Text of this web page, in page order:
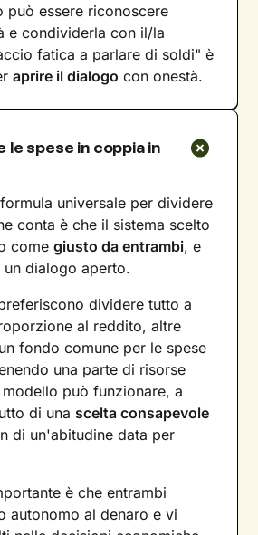
può essere riconoscere
e condividerla con il/la
fatica a parlare di soldi" è
aprire il dialogo con onestà.
le spese in coppia in
universale per dividere
conta è che il sistema scelto
comegiusto da entrambi, e
dialogo aperto.
dividere tutto a
al reddito, altre
fondo comune per le spese
una parte di risorse
può funzionare, a
di una scelta consapevole
di un'abitudine data per
è che entrambi
autonomo al denaro e vi